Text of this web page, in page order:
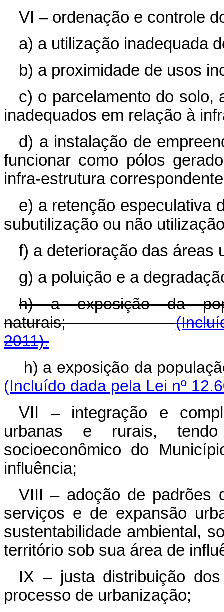
VI – ordenação e controle
a) a utilização inadequada
b) a proximidade de usos
c) o parcelamento do solo,
inadequados em relação à
d) a instalação de
funcionar como pólos
infra-estrutura
e) a retenção especulativa
subutilização ou não
f) a deterioração das áreas
g) a poluição e a
h) a exposição da
naturais;
2011).
h) a exposição da
(Incluído dada pela Lei nº
VII – integração e
urbanas e rurais,
socioeconômico do
influência;
VIII – adoção de padrões
serviços e de expansão
sustentabilidade ambiental,
território sob sua área de
IX – justa distribuição
processo de urbanização;